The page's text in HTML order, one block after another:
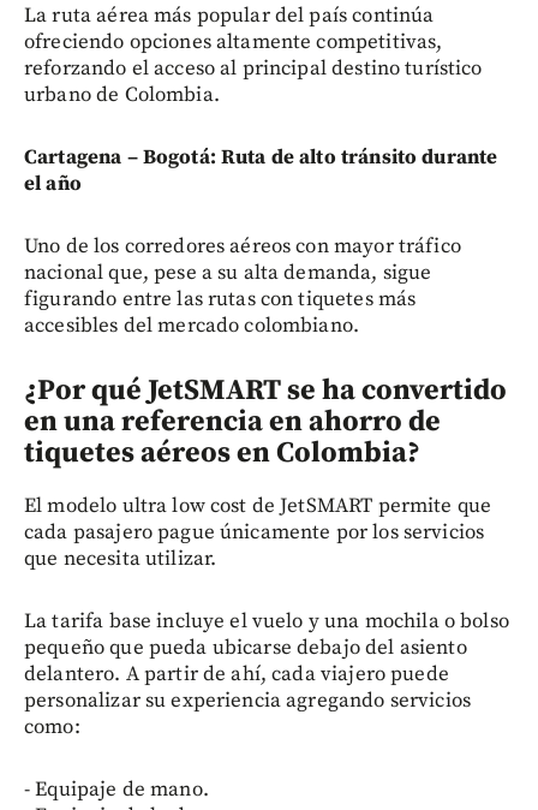
La ruta aérea más popular del país continúa
ofreciendo opciones altamente competitivas,
reforzando el acceso al principal destino turístico
urbano de Colombia.
Cartagena – Bogotá: Ruta de alto tránsito durante
el año
Uno de los corredores aéreos con mayor tráfico
nacional que, pese a su alta demanda, sigue
figurando entre las rutas con tiquetes más
accesibles del mercado colombiano.
¿Por qué JetSMART se ha convertido
en una referencia en ahorro de
tiquetes aéreos en Colombia?
El modelo ultra low cost de JetSMART permite que
cada pasajero pague únicamente por los servicios
que necesita utilizar.
La tarifa base incluye el vuelo y una mochila o bolso
pequeño que pueda ubicarse debajo del asiento
delantero. A partir de ahí, cada viajero puede
personalizar su experiencia agregando servicios
como:
- Equipaje de mano.